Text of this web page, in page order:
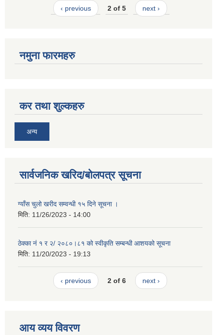
‹ previous 2 of 5 next ›
नमुना फारमहरु
कर तथा शुल्कहरु
अन्य
सार्वजनिक खरिद/बोलपत्र सूचना
ग्याँस चुलो खरीद सम्वन्धी १५ दिने सूचना ।
मिति: 11/26/2023 - 14:00
ठेक्का नं १ र २/ २०८०।८१ को स्वीकृति सम्बन्धी आशयको सूचना
मिति: 11/20/2023 - 19:13
‹ previous 2 of 6 next ›
आय व्यय विवरण